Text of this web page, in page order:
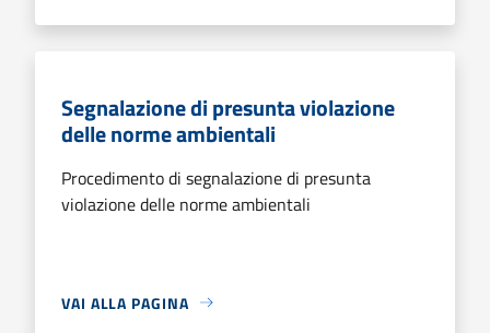
Segnalazione di presunta violazione
delle norme ambientali
Procedimento di segnalazione di presunta
violazione delle norme ambientali
VAI ALLA PAGINA